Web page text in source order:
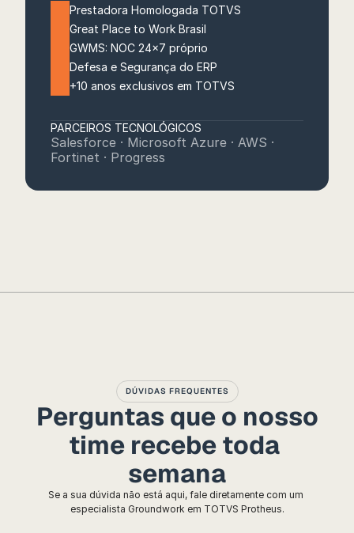
Prestadora Homologada TOTVS
Great Place to Work Brasil
GWMS: NOC 24x7 próprio
Defesa e Segurança do ERP
+10 anos exclusivos em TOTVS
PARCEIROS TECNOLÓGICOS
Salesforce · Microsoft Azure · AWS ·
Fortinet · Progress
DÚVIDAS FREQUENTES
Perguntas que o nosso
time recebe toda
semana
Se a sua dúvida não está aqui, fale diretamente com um
especialista Groundwork em TOTVS Protheus.